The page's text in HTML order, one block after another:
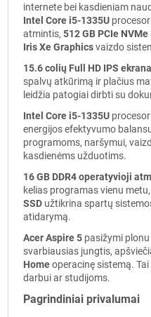
internete bei kasdieniam
Intel Core i5-1335U
atmintis, 512 GB PCIe NVMe
Iris Xe Graphicsvaizdo
15.6 colių Full HD IPS
spalvų atkūrimą ir plačius
leidžia patogiai dirbti su
Intel Core i5-1335U
energijos efektyvumo
programoms, naršymui,
kasdienėms užduotims.
16 GB DDR4 operatyvioji
kelias programas vienu
SSDužtikrina spartų
atidarymą.
Acer Aspire 5pasižymi plonu
svarbiausias jungtis,
Homeoperacinę sistemą.
darbui ar studijoms.
Pagrindiniai privalumai